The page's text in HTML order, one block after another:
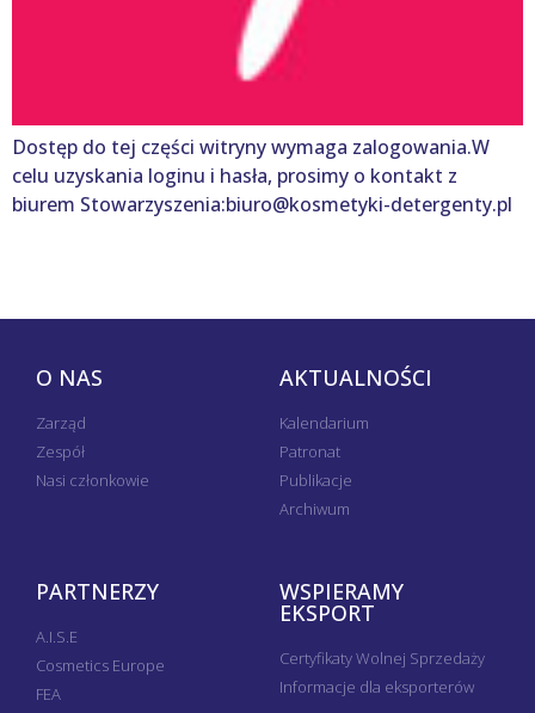
Dostęp do tej części witryny wymaga zalogowania.W
celu uzyskania loginu i hasła, prosimy o kontakt z
biurem Stowarzyszenia:biuro@kosmetyki-detergenty.pl
O NAS
Zarząd
Zespół
Nasi członkowie
AKTUALNOŚCI
Kalendarium
Patronat
Publikacje
Archiwum
PARTNERZY
A.I.S.E
Cosmetics Europe
FEA
WSPIERAMY
EKSPORT
Certyfikaty Wolnej Sprzedaży
Informacje dla eksporterów